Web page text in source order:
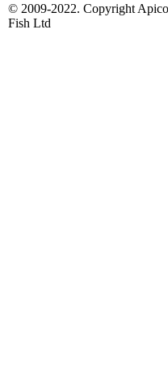
© 2009-2022. Copyright Apico
Fish Ltd